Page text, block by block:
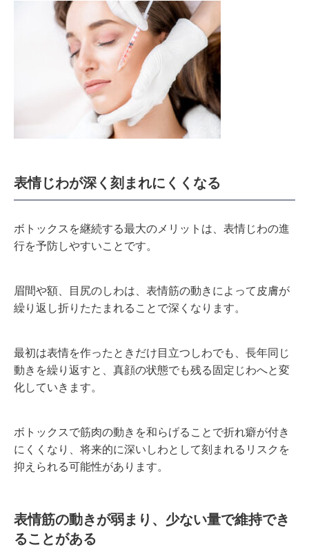
表情じわが深く刻まれにくくなる
ボトックスを継続する最大のメリットは、表情じわの進
行を予防しやすいことです。
眉間や額、目尻のしわは、表情筋の動きによって皮膚が
繰り返し折りたたまれることで深くなります。
最初は表情を作ったときだけ目立つしわでも、長年同じ
動きを繰り返すと、真顔の状態でも残る固定じわへと変
化していきます。
ボトックスで筋肉の動きを和らげることで折れ癖が付き
にくくなり、将来的に深いしわとして刻まれるリスクを
抑えられる可能性があります。
表情筋の動きが弱まり、少ない量で維持でき
ることがある